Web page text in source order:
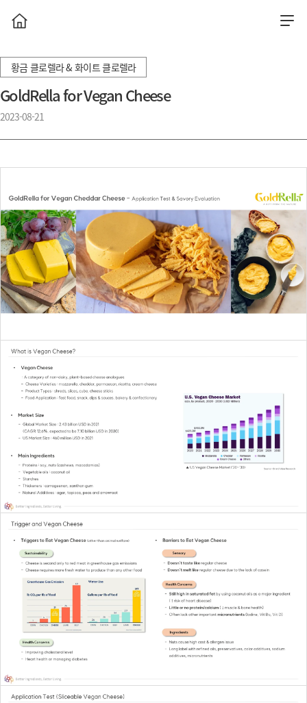
황금 클로렐라 & 화이트 클로렐라
GoldRella for Vegan Cheese
2023-08-21